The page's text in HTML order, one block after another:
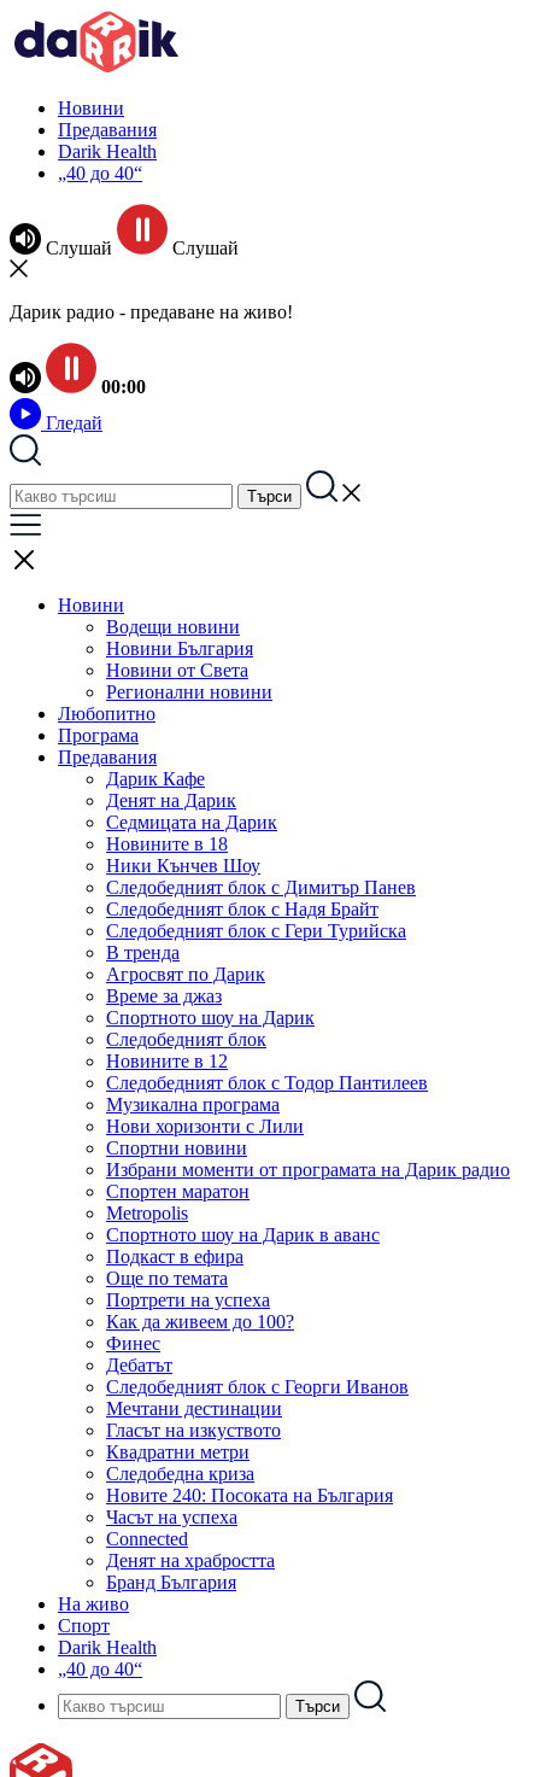
Новини
Предавания
Darik Health
„40 до 40“
Слушай Слушай
Дарик радио - предаване на живо!
00:00
Гледай
Новини
Водещи новини
Новини България
Новини от Света
Регионални новини
Любопитно
Програма
Предавания
Дарик Кафе
Денят на Дарик
Седмицата на Дарик
Новините в 18
Ники Кънчев Шоу
Следобедният блок с Димитър Панев
Следобедният блок с Надя Брайт
Следобедният блок с Гери Турийска
В тренда
Агросвят по Дарик
Време за джаз
Спортното шоу на Дарик
Следобедният блок
Новините в 12
Следобедният блок с Тодор Пантилеев
Музикална програма
Нови хоризонти с Лили
Спортни новини
Избрани моменти от програмата на Дарик радио
Спортен маратон
Metropolis
Спортното шоу на Дарик в аванс
Подкаст в ефира
Още по темата
Портрети на успеха
Как да живеем до 100?
Финес
Дебатът
Следобедният блок с Георги Иванов
Мечтани дестинации
Гласът на изкуството
Квадратни метри
Следобедна криза
Новите 240: Посоката на България
Часът на успеха
Connected
Денят на храбростта
Бранд България
На живо
Спорт
Darik Health
„40 до 40“